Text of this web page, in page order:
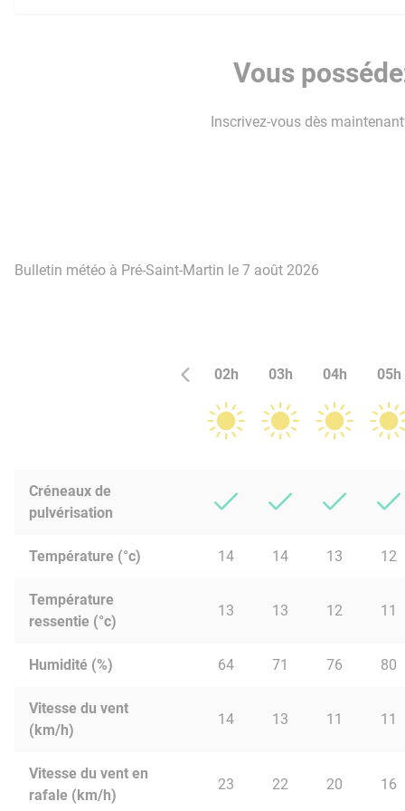
Vous
Inscrivez-vous dès
Bulletin météo à Pré-Saint-Martin le 7 août 2026
02h 03h 04h 05h
Créneaux de
pulvérisation
Température (°c) 14 14 13 12
Température
ressentie (°c)
13 13 12 11
Humidité (%) 64 71 76 80
Vitesse du vent
(km/h)
14 13 11 11
Vitesse du vent en
rafale (km/h)
23 22 20 16